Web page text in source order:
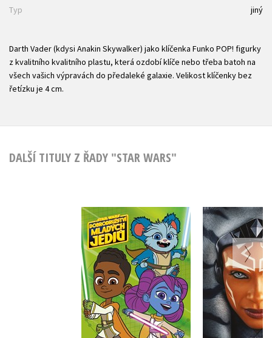
Typ
jiný
Darth Vader (kdysi Anakin Skywalker) jako klíčenka Funko POP! figurky
z kvalitního kvalitního plastu, která ozdobí klíče nebo třeba batoh na
všech vašich výpravách do předaleké galaxie. Velikost klíčenky bez
řetízku je 4 cm.
DALŠÍ TITULY Z ŘADY "STAR WARS"
Star Wars -
Dobrodružství
mladých Jediů -
Mega omalovánky a
aktivity
Kolektiv
Star Wars
S. T.
Do